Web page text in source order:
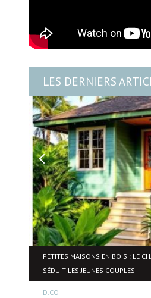
LES DERNIERS
PETITES MAISONS EN BOIS : LE
SÉDUIT LES JEUNES COUPLES
D.CO